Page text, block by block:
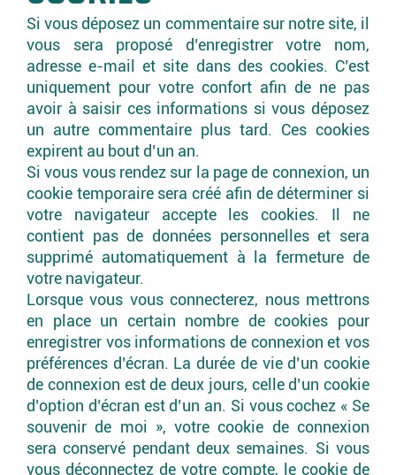
Si vous déposez un commentaire sur notre site, il
vous sera proposé d’enregistrer votre nom,
adresse e-mail et site dans des cookies. C’est
uniquement pour votre confort afin de ne pas
avoir à saisir ces informations si vous déposez
un autre commentaire plus tard. Ces cookies
expirent au bout d’un an.
Si vous vous rendez sur la page de connexion, un
cookie temporaire sera créé afin de déterminer si
votre navigateur accepte les cookies. Il ne
contient pas de données personnelles et sera
supprimé automatiquement à la fermeture de
votre navigateur.
Lorsque vous vous connecterez, nous mettrons
en place un certain nombre de cookies pour
enregistrer vos informations de connexion et vos
préférences d’écran. La durée de vie d’un cookie
de connexion est de deux jours, celle d’un cookie
d’option d’écran est d’un an. Si vous cochez « Se
souvenir de moi », votre cookie de connexion
sera conservé pendant deux semaines. Si vous
vous déconnectez de votre compte, le cookie de